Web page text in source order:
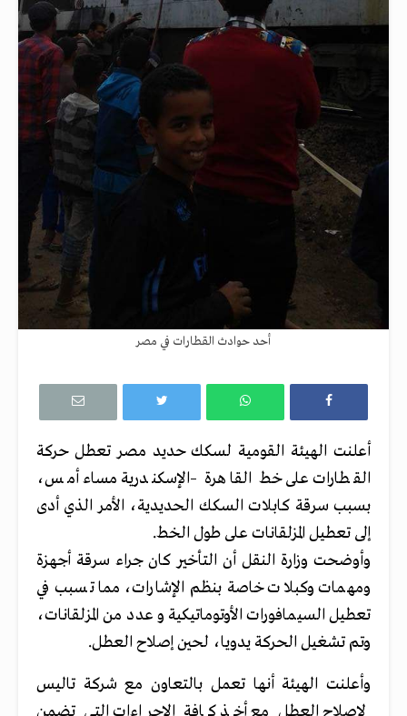
أحد حوادث القطارات في مصر
أعلنت الهيئة القومية لسكك حديد مصر تعطل حركة
القطارات على خط القاهرة –الإسكندرية مساء أمس،
بسبب سرقة كابلات السكك الحديدية، الأمر الذي أدى
إلى تعطيل المزلقانات على طول الخط.
وأوضحت وزارة النقل أن التأخير كان جراء سرقة أجهزة
ومهمات وكبلات خاصة بنظم الإشارات، مما تسبب في
تعطيل السيمافورات الأوتوماتيكية و عدد من المزلقانات،
وتم تشغيل الحركة يدويا، لحين إصلاح العطل.
وأعلنت الهيئة أنها تعمل بالتعاون مع شركة تاليس